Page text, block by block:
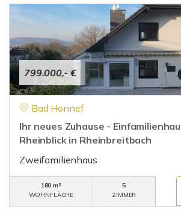
799.000,- €
Bad Honnef
Ihr neues Zuhause -
Rheinblick in Rheinbreitbach
Zweifamilienhaus
180 m²
WOHNFLÄCHE
5
ZIMMER